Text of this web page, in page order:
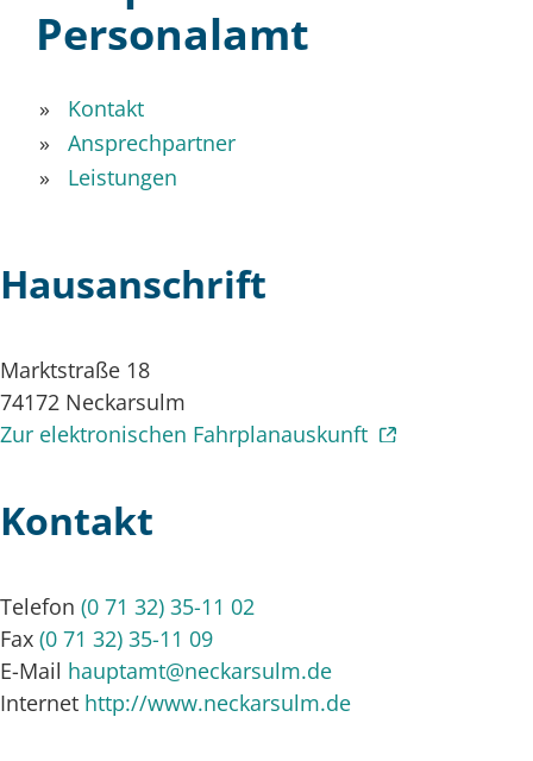
Personalamt
Kontakt
Ansprechpartner
Leistungen
Hausanschrift
Marktstraße 18
74172 Neckarsulm
Zur elektronischen Fahrplanauskunft
Kontakt
Telefon (0 71 32) 35-11 02
Fax (0 71 32) 35-11 09
E-Mail hauptamt@neckarsulm.de
Internet http://www.neckarsulm.de